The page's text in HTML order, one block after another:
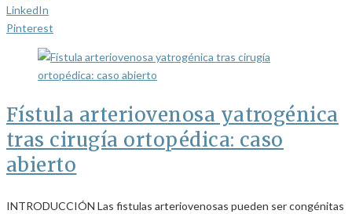
LinkedIn
Pinterest
Fístula arteriovenosa yatrogénica
tras cirugía ortopédica: caso
abierto
INTRODUCCIÓN Las fistulas arteriovenosas pueden ser congénitas